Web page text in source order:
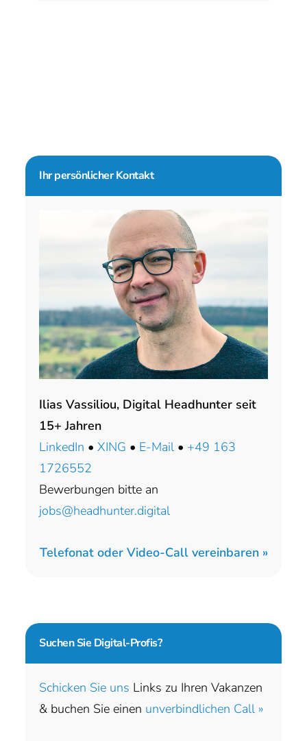
Seitenspalte
Ihr persönlicher Kontakt
Ilias Vassiliou, Digital Headhunter seit
15+ Jahren
LinkedIn •XING • E-Mail • +49 163
1726552
Bewerbungen bitte an
jobs@headhunter.digital
Telefonat oder Video-Call vereinbaren »
Suchen Sie Digital-Profis?
Schicken Sie uns Links zu Ihren Vakanzen
& buchen Sie einen unverbindlichen Call »